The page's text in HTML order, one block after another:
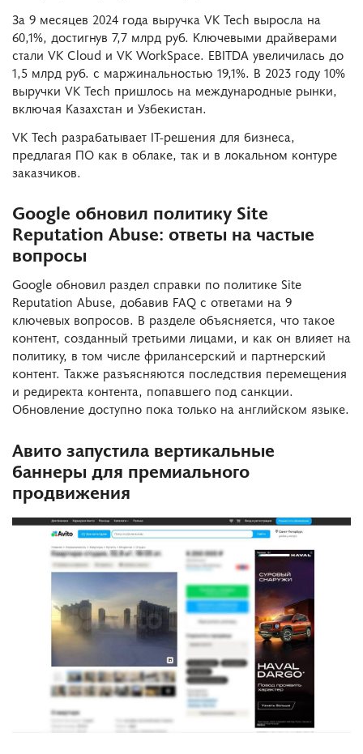
За 9 месяцев 2024 года выручка VK Tech выросла на
60,1%, достигнув 7,7 млрд руб. Ключевыми драйверами
стали VK Cloud и VK WorkSpace. EBITDA увеличилась до
1,5 млрд руб. с маржинальностью 19,1%. В 2023 году 10%
выручки VK Tech пришлось на международные рынки,
включая Казахстан и Узбекистан.
VK Tech разрабатывает IT-решения для бизнеса,
предлагая ПО как в облаке, так и в локальном контуре
заказчиков.
Google обновил политику Site
Reputation Abuse: ответы на частые
вопросы
Google обновил раздел справки по политике Site
Reputation Abuse, добавив FAQ с ответами на 9
ключевых вопросов. В разделе объясняется, что такое
контент, созданный третьими лицами, и как он влияет на
политику, в том числе фрилансерский и партнерский
контент. Также разъясняются последствия перемещения
и редиректа контента, попавшего под санкции.
Обновление доступно пока только на английском языке.
Авито запустила вертикальные
баннеры для премиального
продвижения